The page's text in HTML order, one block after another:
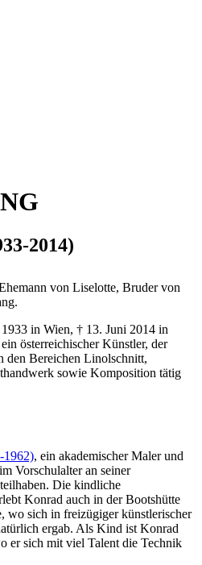
2014)
von Liselotte, Bruder von
in Wien, † 13. Juni 2014 in
österreichischer Künstler, der
den Bereichen Linolschnitt,
sowie Komposition tätig
1962), ein akademischer Maler und
Vorschulalter an seiner
Die kindliche
Konrad auch in der Bootshütte
wo sich in freizügiger künstlerischer
ergab. Als Kind ist Konrad
er sich mit viel Talent die Technik